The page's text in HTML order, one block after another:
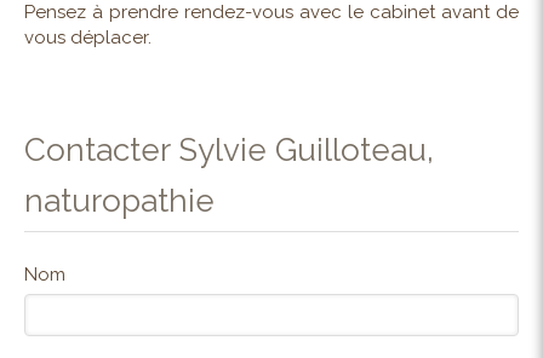
Pensez à prendre rendez-vous avec le cabinet avant de
vous déplacer.
Contacter Sylvie Guilloteau,
naturopathie
Nom